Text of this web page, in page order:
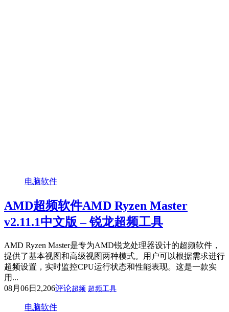
电脑软件
AMD超频软件AMD Ryzen Master
v2.11.1中文版 – 锐龙超频工具
AMD Ryzen Master是专为AMD锐龙处理器设计的超频软件，
提供了基本视图和高级视图两种模式。用户可以根据需求进行
超频设置，实时监控CPU运行状态和性能表现。这是一款实
用...
08月06日 2,206评论超频 超频工具
电脑软件